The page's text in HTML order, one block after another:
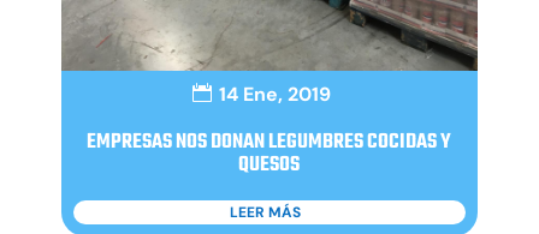
14 Ene, 2019
EMPRESAS NOS DONAN LEGUMBRES COCIDAS Y
QUESOS
LEER MÁS